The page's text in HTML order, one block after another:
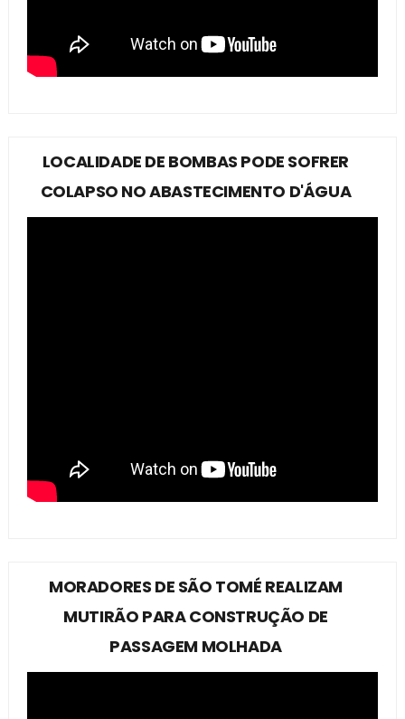
LOCALIDADE DE BOMBAS PODE SOFRER
COLAPSO NO ABASTECIMENTO D'ÁGUA
MORADORES DE SÃO TOMÉ REALIZAM
MUTIRÃO PARA CONSTRUÇÃO DE
PASSAGEM MOLHADA